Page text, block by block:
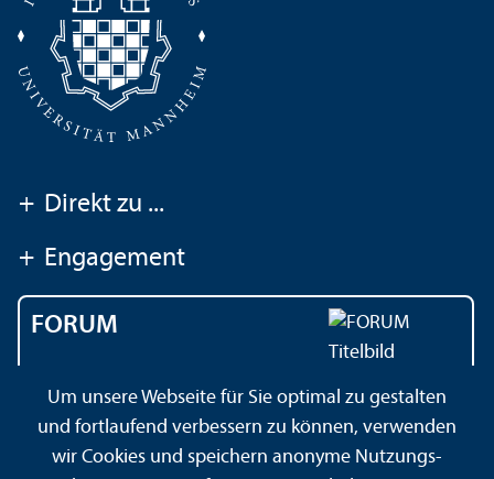
+ Direkt zu ...
+ Engagement
FORUM
Universität Mannheim
Um unsere Webseite für Sie optimal zu gestalten
und fortlaufend verbessern zu können, verwenden
wir Cookies und speichern anonyme Nutzungs­